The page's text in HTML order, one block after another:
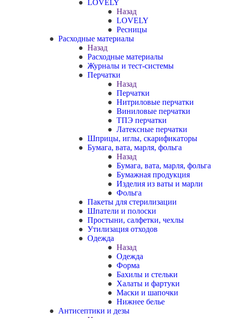
LOVELY
Назад
LOVELY
Ресницы
Расходные материалы
Назад
Расходные материалы
Журналы и тест-системы
Перчатки
Назад
Перчатки
Нитриловые перчатки
Виниловые перчатки
ТПЭ перчатки
Латексные перчатки
Шприцы, иглы, скарификаторы
Бумага, вата, марля, фольга
Назад
Бумага, вата, марля, фольга
Бумажная продукция
Изделия из ваты и марли
Фольга
Пакеты для стерилизации
Шпатели и полоски
Простыни, салфетки, чехлы
Утилизация отходов
Одежда
Назад
Одежда
Форма
Бахилы и стельки
Халаты и фартуки
Маски и шапочки
Нижнее белье
Антисептики и дезы